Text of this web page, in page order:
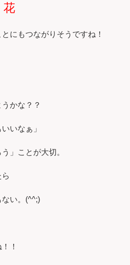
花
にもつながりそうですね！
かな？？
いなぁ」
」ことが大切。
い。(^^;)
！